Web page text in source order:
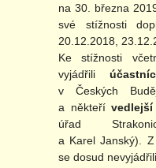
na 30. března
své stížnosti
20.12.2018,
Ke stížnosti
vyjádřili
v Českých
a někteří
úřad
a Karel Janský).
se dosud